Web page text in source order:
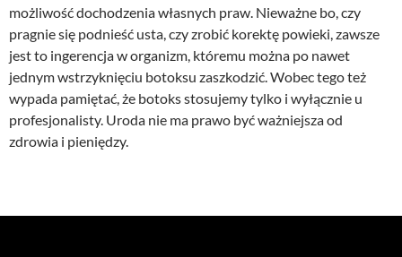
możliwość dochodzenia własnych praw. Nieważne bo, czy
pragnie się podnieść usta, czy zrobić korektę powieki, zawsze
jest to ingerencja w organizm, któremu można po nawet
jednym wstrzyknięciu botoksu zaszkodzić. Wobec tego też
wypada pamiętać, że botoks stosujemy tylko i wyłącznie u
profesjonalisty. Uroda nie ma prawo być ważniejsza od
zdrowia i pieniędzy.